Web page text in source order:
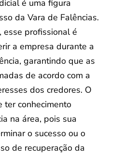
é uma figura
da Vara de Falências.
esse profissional é
a empresa durante a
garantindo que as
de acordo com a
dos credores. O
ter conhecimento
na área, pois sua
o sucesso ou o
de recuperação da